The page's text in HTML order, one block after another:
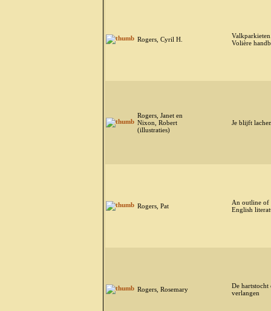
Rogers, Cyril H.
Volière
Rogers, Janet en
Nixon, Robert
(illustraties)
Je blijft
Rogers, Pat
An outline of
English
Rogers, Rosemary
De hartstocht
verlangen